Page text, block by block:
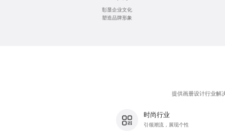
彰显企业文化
塑造品牌形象
提供画册设计行业解
时尚行业
引领潮流，展现个性